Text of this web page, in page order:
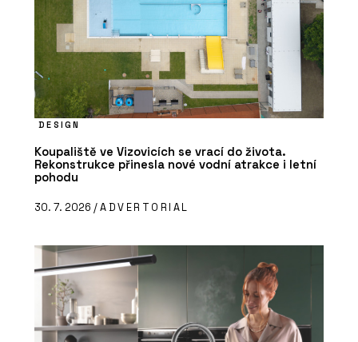
DESIGN
Koupaliště ve Vizovicích se vrací do života.
Rekonstrukce přinesla nové vodní atrakce i letní
pohodu
30. 7. 2026 /ADVERTORIAL